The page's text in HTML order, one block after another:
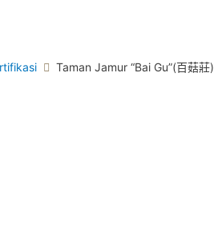
Taman Jamur “Bai Gu”(百菇莊)